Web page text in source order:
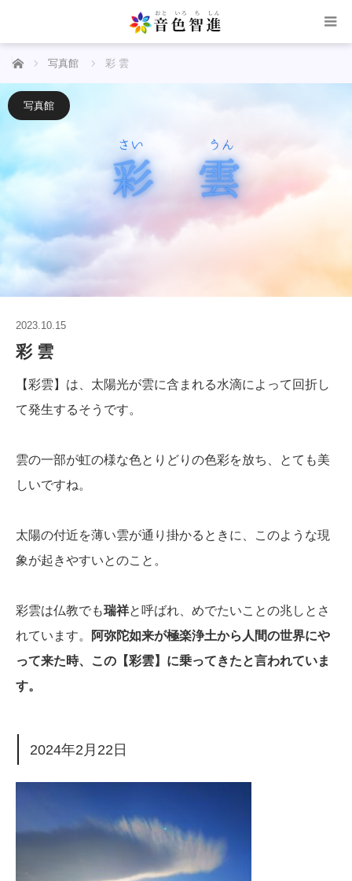
ホーム 写真館 彩 雲
写真館
2023.10.15
彩 雲
【彩雲】は、太陽光が雲に含まれる水滴によって回折し
て発生するそうです。
雲の一部が虹の様な色とりどりの色彩を放ち、とても美
しいですね。
太陽の付近を薄い雲が通り掛かるときに、このような現
象が起きやすいとのこと。
彩雲は仏教でも瑞祥と呼ばれ、めでたいことの兆しとさ
れています。
阿弥陀如来が極楽浄土から人間の世界にや
って来た時、この【彩雲】に乗ってきたと言われていま
す。
2024年2月22日